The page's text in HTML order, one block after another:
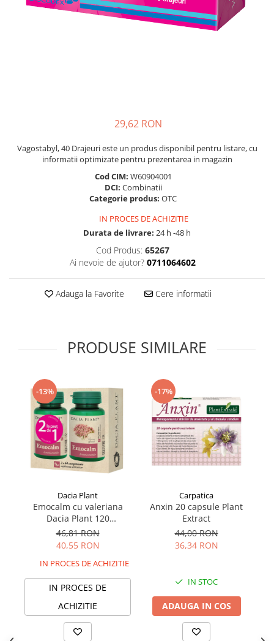
Somn stres si anxietate
Supliment Magneziu
Supliment Vitamina B
Supliment Vitamina C
Tincturi si Gemoderivate
Vitamine si minerale
Ingrijire par
29,62 RON
Vagostabyl, 40 Drajeuri este un produs disponibil pentru listare, cu
informatii optimizate pentru prezentarea in magazin
Cod CIM: W60904001
DCI: Combinatii
Categorie produs: OTC
IN PROCES DE ACHIZITIE
Durata de livrare: 24 h -48 h
Cod Produs: 65267
Ai nevoie de ajutor? 0711064602
Adauga la Favorite Cere informatii
PRODUSE SIMILARE
-13%
Dacia Plant
Emocalm cu valeriana
Dacia Plant 120
comprimate
46,81 RON
40,55 RON
IN PROCES DE ACHIZITIE
IN PROCES DE
ACHIZITIE
-17%
Carpatica
Anxin 20 capsule Plant
Extract
44,00 RON
36,34 RON
IN STOC
ADAUGA IN COS